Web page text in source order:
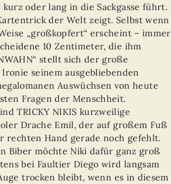
oder lang in die Sackgasse führt.
der Welt zeigt. Selbst wenn
„großkopfert“ erscheint – immer
10 Zentimeter, die ihm
stellt sich der große
seinem ausgebliebenden
Auswüchsen von heute
Fragen der Menschheit.
TRICKY NIKIS kurzweilige
Drache Emil, der auf großem Fuß
rechten Hand gerade noch gefehlt.
Biber möchte Niki dafür ganz groß
bei Faultier Diego wird langsam
trocken bleibt, wenn es in diesem